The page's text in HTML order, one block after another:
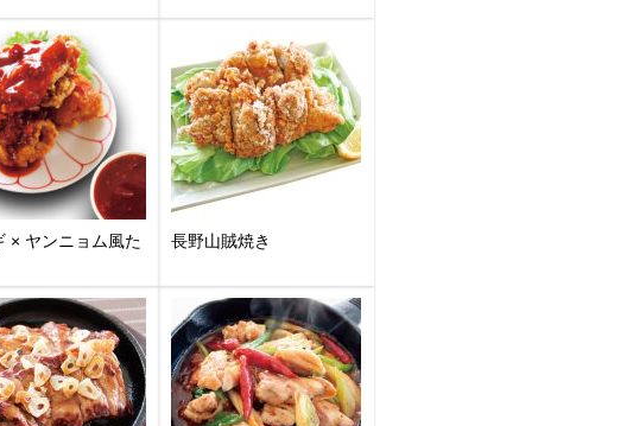
× ヤンニョム風た
長野山賊焼き